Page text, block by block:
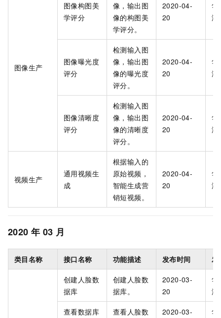
图像生产
图像构图美
学评分
像，输出图
像的构图美
学评分。
2020-04-
20
华
海
图像曝光度
评分
检测输入图
像，输出图
像的曝光度
评分。
2020-04-
20
华
海
图像清晰度
评分
检测输入图
像，输出图
像的清晰度
评分。
2020-04-
20
华
海
视频生产
通用视频生
成
根据输入的
原始视频，
智能生成营
销短视频。
2020-04-
20
华
海
2020 年 03 月
类目名称 接口名称 功能描述 发布时间 发
创建人脸数
据库
创建人脸数
据库。
2020-03-
20
华
海
查看数据库
查看人脸数
2020-03-
华